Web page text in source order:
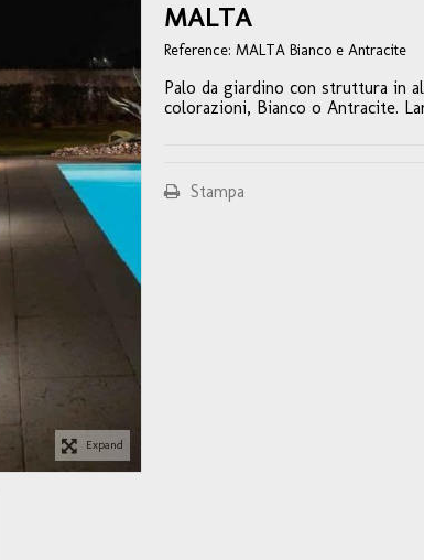
Expand
MALTA
Reference: MALTA Bianco e Antracite
Palo da giardino con struttura in
colorazioni, Bianco o Antracite.
Stampa